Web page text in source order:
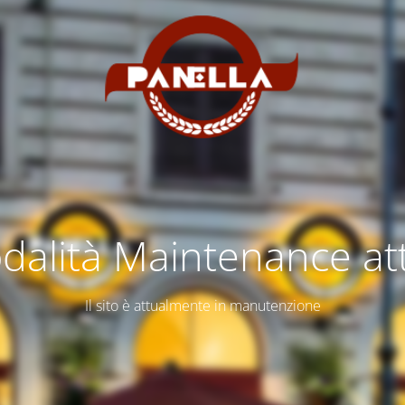
Maintenance
Il sito è attualmente in manutenzione